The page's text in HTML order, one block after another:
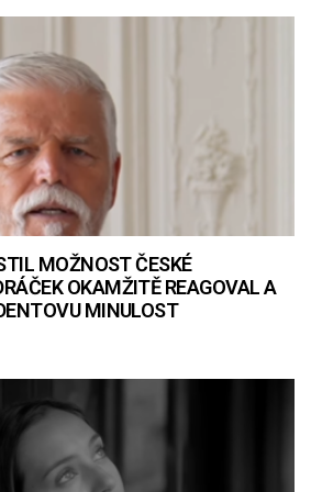
MOŽNOST ČESKÉ
OKAMŽITĚ REAGOVAL A
MINULOST